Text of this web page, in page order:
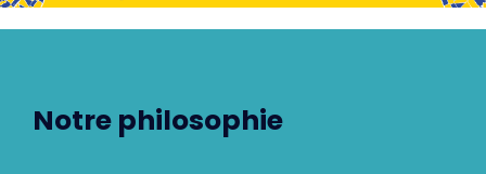
Notre philosophie